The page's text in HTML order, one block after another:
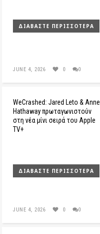
ΔΙΑΒΆΣΤΕ ΠΕΡΙΣΣΌΤΕΡΑ
JUNE 4, 2026 0 0
WeCrashed: Jared Leto & Anne
Hathaway πρωταγωνιστούν
στη νέα μίνι σειρά του Apple
TV+
ΔΙΑΒΆΣΤΕ ΠΕΡΙΣΣΌΤΕΡΑ
JUNE 4, 2026 0 0